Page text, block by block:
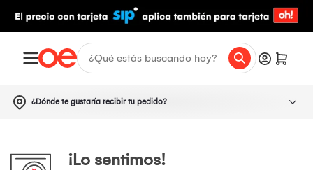
¿Dónde te gustaría recibir tu pedido?
¡Lo sentimos!